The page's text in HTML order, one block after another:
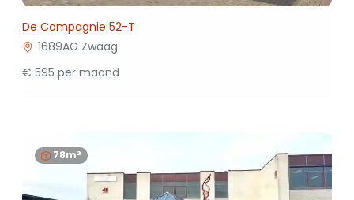
De Compagnie 52-T
1689AG Zwaag
€ 595 per maand
78m²